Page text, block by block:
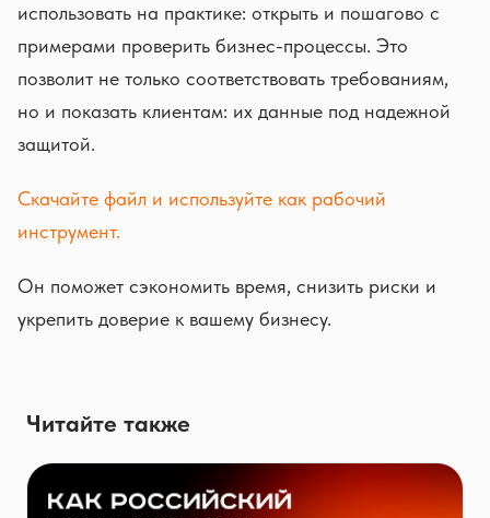
использовать на практике: открыть и пошагово с
примерами проверить бизнес-процессы. Это
позволит не только соответствовать требованиям,
но и показать клиентам: их данные под надежной
защитой.
Скачайте файл и используйте как рабочий
инструмент.
Он поможет сэкономить время, снизить риски и
укрепить доверие к вашему бизнесу.
Читайте также